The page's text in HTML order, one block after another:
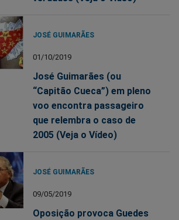
JOSÉ GUIMARÃES
01/10/2019
José Guimarães (ou
“Capitão Cueca”) em pleno
voo encontra passageiro
que relembra o caso de
2005 (Veja o Vídeo)
JOSÉ GUIMARÃES
09/05/2019
Oposição provoca Guedes